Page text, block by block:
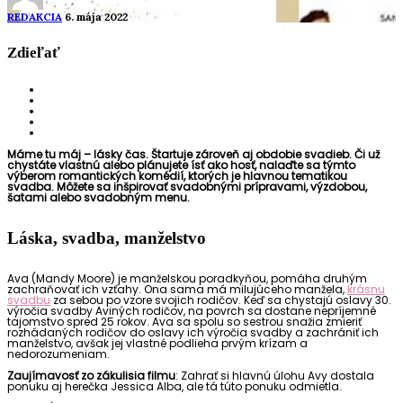
REDAKCIA 6. mája 2022
Zdieľať
Máme tu máj – lásky čas. Štartuje zároveň aj obdobie svadieb. Či už
chystáte vlastnú alebo plánujete ísť ako hosť, nalaďte sa týmto
výberom romantických komédií, ktorých je hlavnou tematikou
svadba. Môžete sa inšpirovať svadobnými prípravami, výzdobou,
šatami alebo svadobným menu.
Láska, svadba, manželstvo
Ava (Mandy Moore) je manželskou poradkyňou, pomáha druhým
zachraňovať ich vzťahy. Ona sama má milujúceho manžela, krásnu
svadbu za sebou po vzore svojich rodičov. Keď sa chystajú oslavy 30.
výročia svadby Aviných rodičov, na povrch sa dostane nepríjemné
tajomstvo spred 25 rokov. Ava sa spolu so sestrou snažia zmieriť
rozhádaných rodičov do oslavy ich výročia svadby a zachrániť ich
manželstvo, avšak jej vlastné podlieha prvým krízam a
nedorozumeniam.
Zaujímavosť zo zákulisia filmu: Zahrať si hlavnú úlohu Avy dostala
ponuku aj herečka Jessica Alba, ale tá túto ponuku odmietla.